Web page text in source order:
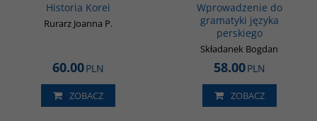
Historia Korei
Rurarz Joanna P.
60.00PLN
ZOBACZ
Wprowadzenie do
gramatyki języka
perskiego
Składanek Bogdan
58.00PLN
ZOBACZ